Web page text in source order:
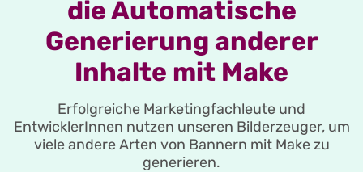
die Automatische
Generierung anderer
Inhalte mit Make
Erfolgreiche Marketingfachleute und
EntwicklerInnen nutzen unseren Bilderzeuger, um
viele andere Arten von Bannern mit Make zu
generieren.